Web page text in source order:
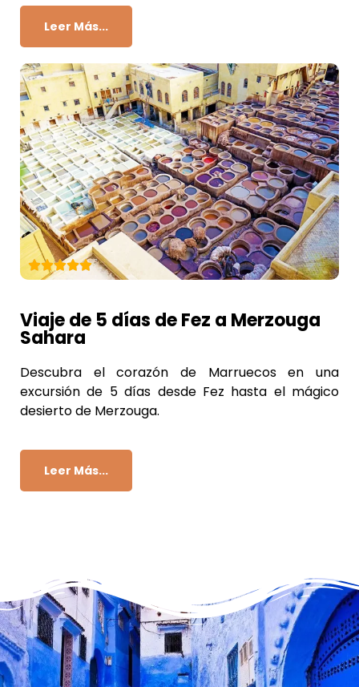
Leer Más...
Viaje de 5 días de Fez a Merzouga
Sahara
Descubra el corazón de Marruecos en una
excursión de 5 días desde Fez hasta el mágico
desierto de Merzouga.
Leer Más...